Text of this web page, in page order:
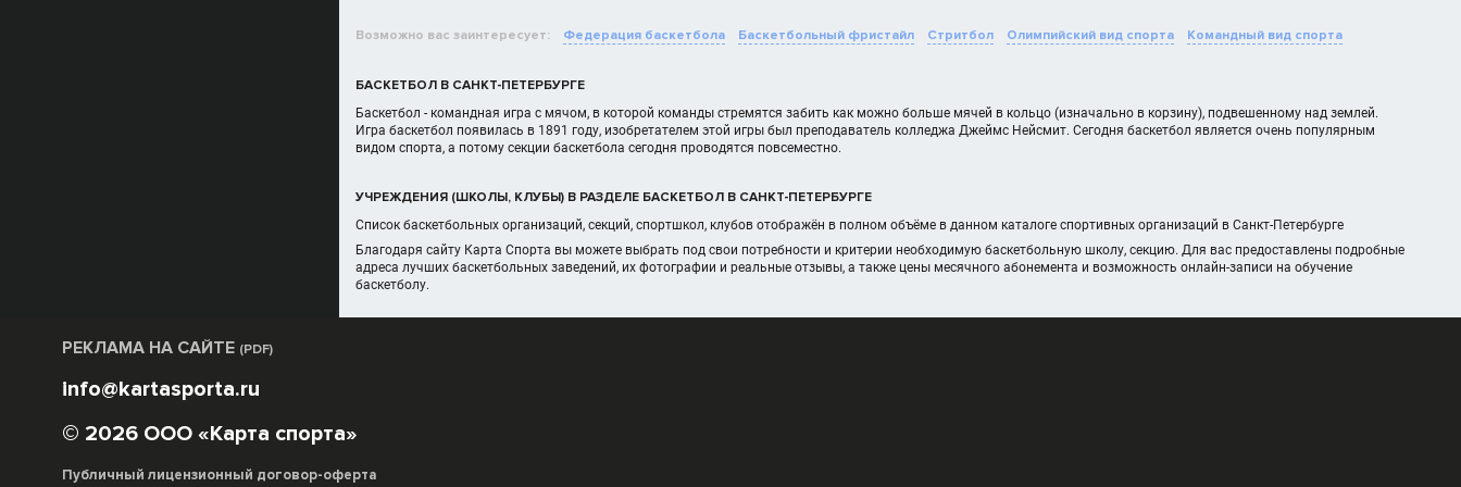
Возможно вас заинтересует: Федерация баскетбола Баскетбольный фристайл Стритбол Олимпийский вид спорта Командный вид спорта
БАСКЕТБОЛ В САНКТ-ПЕТЕРБУРГЕ
Баскетбол - командная игра с мячом, в которой команды стремятся забить как можно больше мячей в кольцо (изначально в корзину), подвешенному над землей.
Игра баскетбол появилась в 1891 году, изобретателем этой игры был преподаватель колледжа Джеймс Нейсмит. Сегодня баскетбол является очень популярным
видом спорта, а потому секции баскетбола сегодня проводятся повсеместно.
УЧРЕЖДЕНИЯ (ШКОЛЫ, КЛУБЫ) В РАЗДЕЛЕ БАСКЕТБОЛ В САНКТ-ПЕТЕРБУРГЕ
Список баскетбольных организаций, секций, спортшкол, клубов отображён в полном объёме в данном каталоге спортивных организаций в Санкт-Петербурге
Благодаря сайту Карта Спорта вы можете выбрать под свои потребности и критерии необходимую баскетбольную школу, секцию. Для вас предоставлены подробные
адреса лучших баскетбольных заведений, их фотографии и реальные отзывы, а также цены месячного абонемента и возможность онлайн-записи на обучение
баскетболу.
РЕКЛАМА НА САЙТЕ (PDF)
info@kartasporta.ru
© 2026 ООО «Карта спорта»
Публичный лицензионный договор-оферта